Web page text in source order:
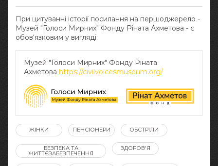
При цитуванні історії посилання на першоджерело -
Музей "Голоси Мирних" Фонду Ріната Ахметова - є
обов‘язковим у вигляді:
Музей "Голоси Мирних" Фонду Ріната
Ахметова https://civilvoicesmuseum.org/
ЖІНКИ ПЕНСІОНЕРИ ОБСТРІЛИ
БЕЗПЕКА ТА
ЖИТТЄЗАБЕЗПЕЧЕННЯ
ЗДОРОВ'Я